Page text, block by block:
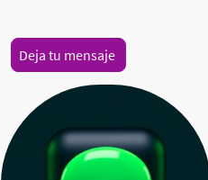
Deja tu mensaje